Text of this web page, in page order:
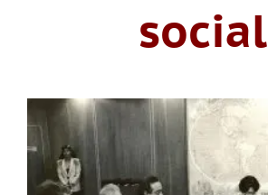
social